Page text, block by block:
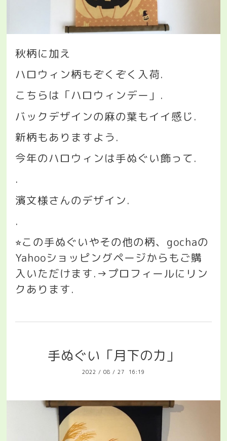
秋柄に加え
ハロウィン柄もぞくぞく入荷.
こちらは「ハロウィンデー」 .
バックデザインの麻の葉もイイ感じ .
新柄もありますよう .
今年のハロウィンは手ぬぐい飾って.
.
濱文様さんのデザイン.
.
⭐︎この手ぬぐいやその他の柄、 gochaの
Yahooショッピングページからもご購
入いただけます.→ プロフィールにリン
クあります.
手ぬぐい「月下の力」
2022 / 08 / 27 16:19